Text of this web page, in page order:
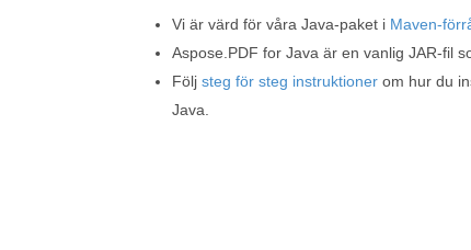
Vi är värd för våra Java-paket i Maven-
Aspose.PDF for Java är en vanlig JAR-fil
Följ steg för steg instruktioner om hur du
Java.